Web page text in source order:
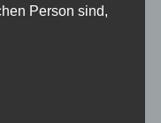
Person sind,